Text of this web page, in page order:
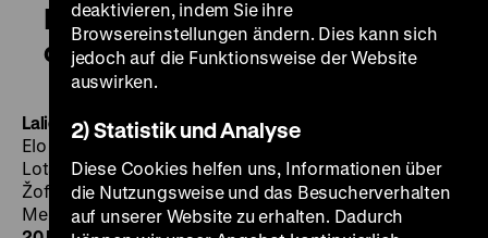
Lalie polné / Wie die Lilien auf
dem Felde
Lalie polnéWie die Lilien auf dem Felde
Elo Havetta, B: Vincent Šikula, K: Dodo Šimoncic, D:
Lotár Radványi, Vladimír Kostovic, Ivan Krivosudský,
Žofia Martišová, Augustín Kubán, L'udovít Kroner, Ján
Melkovic, Peter Debnár, 80‘·35 mm, OmU MI 28.09. um
deaktivieren, indem Sie ihre
Browsereinstellungen ändern. Dies kann sich
jedoch auf die Funktionsweise der Website
auswirken.
2) Statistik und Analyse
Diese Cookies helfen uns, Informationen über
die Nutzungsweise und das Besucherverhalten
auf unserer Website zu erhalten. Dadurch